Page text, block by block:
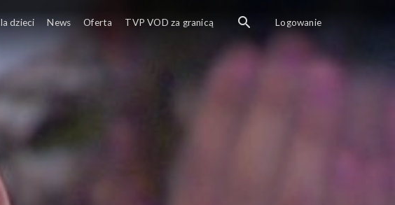
dzieci News Oferta TVP VOD za granicą Logowanie